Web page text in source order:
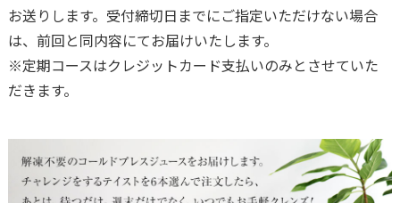
お送りします。受付締切日までにご指定いただけない場合
は、前回と同内容にてお届けいたします。
※定期コースはクレジットカード支払いのみとさせていた
だきます。